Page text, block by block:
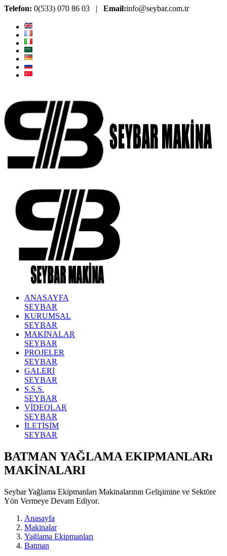
Telefon: 0(533) 070 86 03 | Email:info@seybar.com.tr
ANASAYFA
SEYBAR
KURUMSAL
SEYBAR
MAKİNALAR
SEYBAR
PROJELER
SEYBAR
GALERİ
SEYBAR
S.S.S.
SEYBAR
VİDEOLAR
SEYBAR
İLETİŞİM
SEYBAR
BATMAN YAĞLAMA EKIPMANLARı
MAKİNALARI
Seybar Yağlama Ekipmanları Makinalarının Gelişimine ve Sektöre
Yön Vermeye Devam Ediyor.
Anasayfa
Makinalar
Yağlama Ekipmanları
Batman